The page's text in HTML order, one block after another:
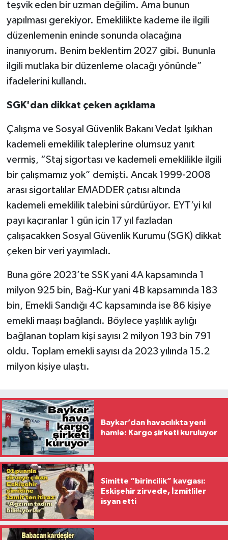
teşvik eden bir uzman değilim. Ama bunun
yapılması gerekiyor. Emeklilikte kademe ile ilgili
düzenlemenin eninde sonunda olacağına
inanıyorum. Benim beklentim 2027 gibi. Bununla
ilgili mutlaka bir düzenleme olacağı yönünde”
ifadelerini kullandı.
SGK'dan dikkat çeken açıklama
Çalışma ve Sosyal Güvenlik Bakanı Vedat Işıkhan
kademeli emeklilik taleplerine olumsuz yanıt
vermiş, “Staj sigortası ve kademeli emeklilikle ilgili
bir çalışmamız yok” demişti. Ancak 1999-2008
arası sigortalılar EMADDER çatısı altında
kademeli emeklilik talebini sürdürüyor. EYT’yi kıl
payı kaçıranlar 1 gün için 17 yıl fazladan
çalışacakken Sosyal Güvenlik Kurumu (SGK) dikkat
çeken bir veri yayımladı.
Buna göre 2023’te SSK yani 4A kapsamında 1
milyon 925 bin, Bağ-Kur yani 4B kapsamında 183
bin, Emekli Sandığı 4C kapsamında ise 86 kişiye
emekli maaşı bağlandı. Böylece yaşlılık aylığı
bağlanan toplam kişi sayısı 2 milyon 193 bin 791
oldu. Toplam emekli sayısı da 2023 yılında 15.2
milyon kişiye ulaştı.
Baykar’dan havacılıkta yeni
hamle: Kargo şirketi kuruluyor
Simitte “birincilik” kavgası:
Eskişehir zirvede, İzmitliler
isyan etti